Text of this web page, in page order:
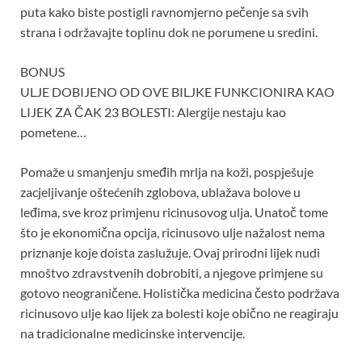
puta kako biste postigli ravnomjerno pečenje sa svih
strana i održavajte toplinu dok ne porumene u sredini.
BONUS
ULJE DOBIJENO OD OVE BILJKE FUNKCIONIRA KAO
LIJEK ZA ČAK 23 BOLESTI: Alergije nestaju kao
pometene…
Pomaže u smanjenju smeđih mrlja na koži, pospješuje
zacjeljivanje oštećenih zglobova, ublažava bolove u
leđima, sve kroz primjenu ricinusovog ulja. Unatoč tome
što je ekonomična opcija, ricinusovo ulje nažalost nema
priznanje koje doista zaslužuje. Ovaj prirodni lijek nudi
mnoštvo zdravstvenih dobrobiti, a njegove primjene su
gotovo neograničene. Holistička medicina često podržava
ricinusovo ulje kao lijek za bolesti koje obično ne reagiraju
na tradicionalne medicinske intervencije.